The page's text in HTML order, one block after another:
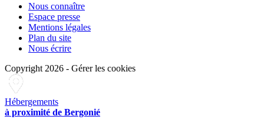
Nous connaître
Espace presse
Mentions légales
Plan du site
Nous écrire
Copyright 2026 - Gérer les cookies
Hébergements
à proximité de Bergonié